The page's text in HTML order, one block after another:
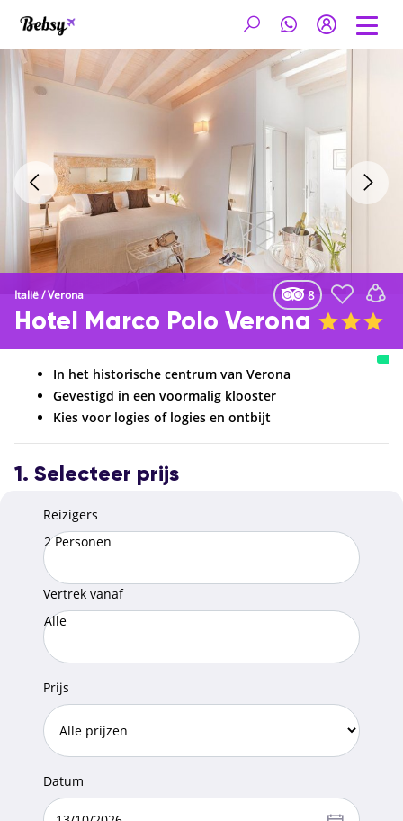
Italië/Verona 8
Hotel Marco Polo Verona
In het historische centrum van Verona
Gevestigd in een voormalig klooster
Kies voor logies of logies en ontbijt
1. Selecteer prijs
Reizigers
2 Personen
Vertrek vanaf
Alle
Prijs
Datum